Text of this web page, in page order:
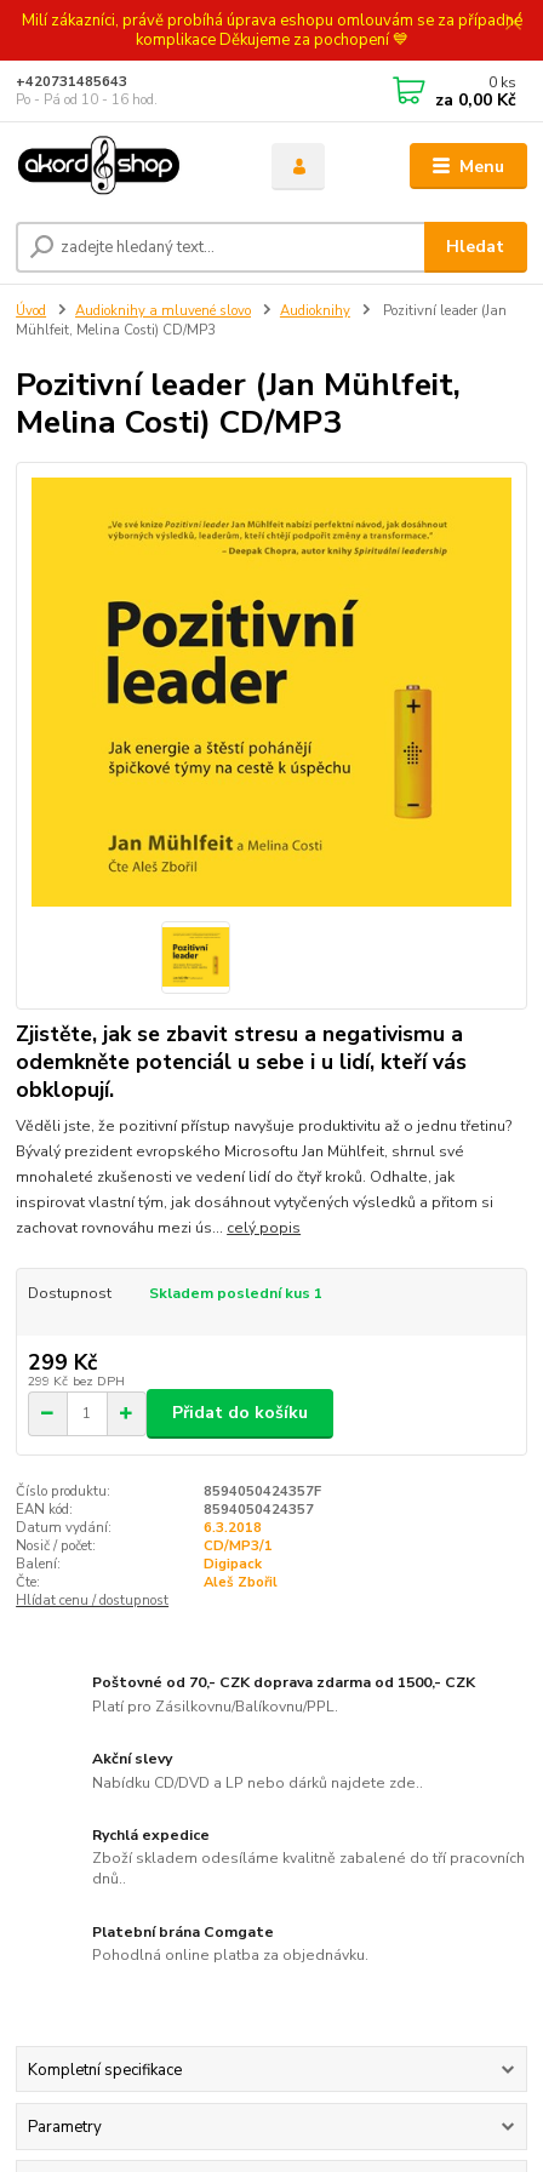
Milí zákazníci, právě probíhá úprava eshopu omlouvám se za případné
komplikace Děkujeme za pochopení 💙
Menu
Hledat
+420731485643
Po - Pá od 10 - 16 hod.
0 ks
za 0,00 Kč
Úvod Audioknihy a mluvené slovo Audioknihy
Pozitivní leader (Jan
Mühlfeit, Melina Costi) CD/MP3
Pozitivní leader (Jan Mühlfeit,
Melina Costi) CD/MP3
Zjistěte, jak se zbavit stresu a negativismu a
odemkněte potenciál u sebe i u lidí, kteří vás
obklopují.
Věděli jste, že pozitivní přístup navyšuje produktivitu až o jednu třetinu?
Bývalý prezident evropského Microsoftu Jan Mühlfeit, shrnul své
mnohaleté zkušenosti ve vedení lidí do čtyř kroků. Odhalte, jak
inspirovat vlastní tým, jak dosáhnout vytyčených výsledků a přitom si
zachovat rovnováhu mezi ús... celý popis
Dostupnost Skladem poslední kus 1
299 Kč
299 Kč bez DPH
Přidat do košíku
Číslo produktu:
8594050424357F
EAN kód:
8594050424357
Datum vydání:
6.3.2018
Nosič / počet:
CD/MP3/1
Balení:
Digipack
Čte:
Aleš Zbořil
Hlídat cenu / dostupnost
Poštovné od 70,- CZK doprava zdarma od 1500,- CZK
Platí pro Zásilkovnu/Balíkovnu/PPL.
Akční slevy
Nabídku CD/DVD a LP nebo dárků najdete zde..
Rychlá expedice
Zboží skladem odesíláme kvalitně zabalené do tří pracovních
dnů..
Platební brána Comgate
Pohodlná online platba za objednávku.
Kompletní specifikace
Parametry